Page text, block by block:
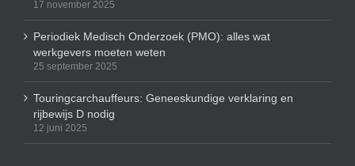
17 november 2025
Periodiek Medisch Onderzoek (PMO): alles wat
werkgevers moeten weten
25 september 2025
Touringcarchauffeurs: Geneeskundige verklaring en
rijbewijs D nodig
12 juni 2025